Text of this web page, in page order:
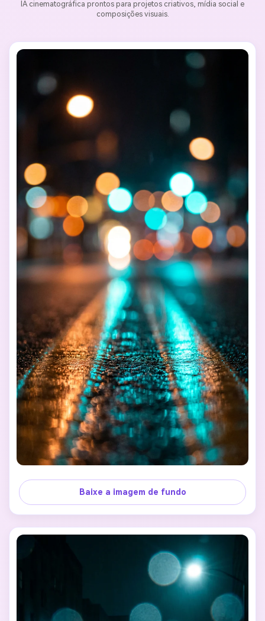
IA cinematográfica prontos para projetos criativos, mídia social e
composições visuais.
Baixe a imagem de fundo